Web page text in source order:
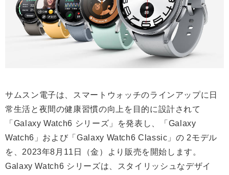
サムスン電子は、スマートウォッチのラインアップに日
常生活と夜間の健康習慣の向上を目的に設計されて
「Galaxy Watch6 シリーズ」を発表し、「Galaxy
Watch6」および「Galaxy Watch6 Classic」の 2モデル
を、2023年8月11日（金）より販売を開始します。
Galaxy Watch6 シリーズは、スタイリッシュなデザイ